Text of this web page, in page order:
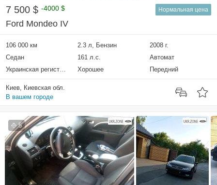
7 500 $ -4000 $ Нормальная цена
Ford Mondeo IV
106 000 км 2.3 л, Бензин
2008 г.
Седан
161 л.с.
Автомат
Украинская регистрация
Хорошее Передний
Киев, Киевская обл.
В вашем городе
5